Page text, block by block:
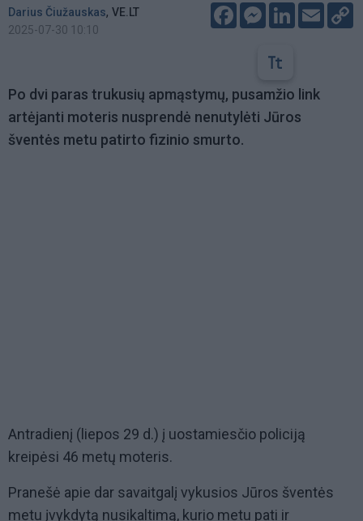
Darius Čiužauskas, VE.LT
2025-07-30 10:10
FacebookMessenger
LinkedIn
Email
Po dvi paras trukusių apmąstymų, pusamžio link
artėjanti moteris nusprendė nenutylėti Jūros
šventės metu patirto fizinio smurto.
Antradienį (liepos 29 d.) į uostamiesčio policiją
kreipėsi 46 metų moteris.
Pranešė apie dar savaitgalį vykusios Jūros šventės
metu įvykdytą nusikaltimą, kurio metu pati ir